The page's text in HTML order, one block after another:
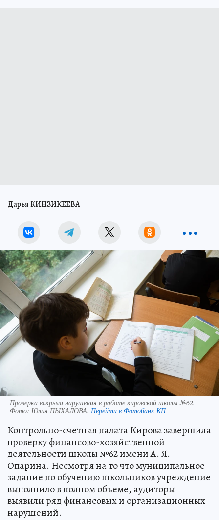
Дарья КИНЗИКЕЕВА
Проверка вскрыла нарушения в работе кировской школы №62.
Фото: Юлия ПЫХАЛОВА. Перейти в Фотобанк КП
Контрольно-счетная палата Кирова завершила
проверку финансово-хозяйственной
деятельности школы №62 имени А. Я.
Опарина. Несмотря на то что муниципальное
задание по обучению школьников учреждение
выполнило в полном объеме, аудиторы
выявили ряд финансовых и организационных
нарушений.